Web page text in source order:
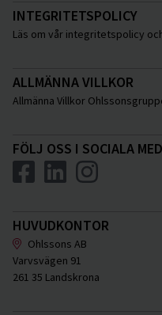
INTEGRITETSPOLICY
Läs om vår integritetspolicy
ALLMÄNNA VILLKOR
Allmänna Villkor
FÖLJ OSS I SOCIALA
HUVUDKONTOR
Ohlssons AB
Varvsvägen 91
261 35 Landskrona